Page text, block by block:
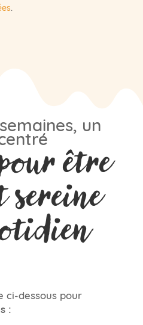
.
un
être
sereine
ci-dessous pour
: